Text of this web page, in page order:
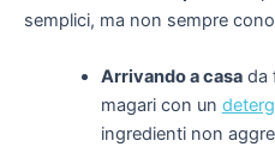
semplici, ma non sempre
Arrivando a casada
magari con un
ingredienti non